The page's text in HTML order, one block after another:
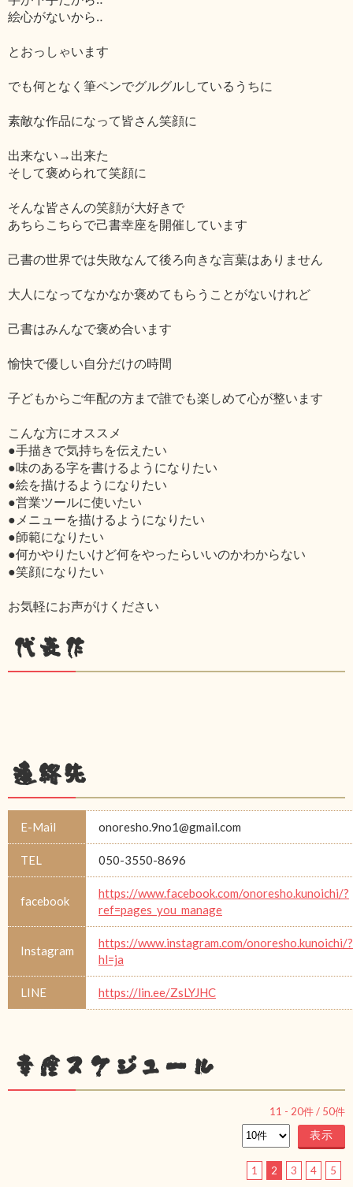
絵心がないから‥
とおっしゃいます
でも何となく筆ペンでグルグルしているうちに
素敵な作品になって皆さん笑顔に
出来ない→出来た
そして褒められて笑顔に
そんな皆さんの笑顔が大好きで
あちらこちらで己書幸座を開催しています
己書の世界では失敗なんて後ろ向きな言葉はありません
大人になってなかなか褒めてもらうことがないけれど
己書はみんなで褒め合います
愉快で優しい自分だけの時間
子どもからご年配の方まで誰でも楽しめて心が整います
こんな方にオススメ
●手描きで気持ちを伝えたい
●味のある字を書けるようになりたい
●絵を描けるようになりたい
●営業ツールに使いたい
●メニューを描けるようになりたい
●師範になりたい
●何かやりたいけど何をやったらいいのかわからない
●笑顔になりたい
お気軽にお声がけください
代表作
連絡先
E-Mail onoresho.9no1@gmail.com
TEL 050-3550-8696
facebook
https://www.facebook.com/onoresho.kunoichi/?
ref=pages_you_manage
Instagram
https://www.instagram.com/onoresho.kunoichi/?
hl=ja
LINE https://lin.ee/ZsLYJHC
幸座スケジュール
11 - 20件 / 50件
1 2 3 4 5